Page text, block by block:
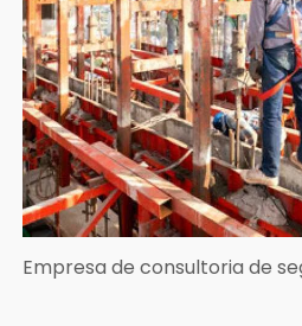
Empresa de consultoria de